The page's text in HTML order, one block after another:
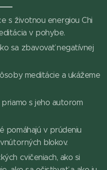
s životnou energiou Chi
v pohybe.
sa zbavovať negatívnej
meditácie a ukážeme
s jeho autorom
pomáhajú v prúdeniu
blokov.
cvičeniach, ako si